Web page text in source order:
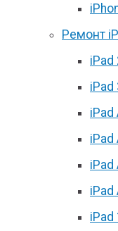
Ремонт
iPad
iPad
iPad
iPad
iPad
iPad
iPad